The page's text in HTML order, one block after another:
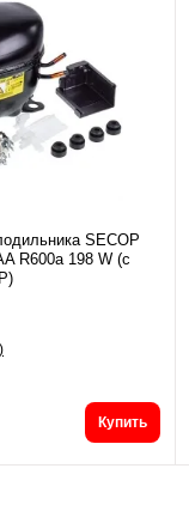
SECOP
R600a 198 W (с
Купить